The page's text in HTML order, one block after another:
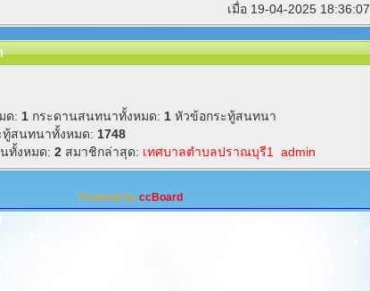
เมื่อ 19-04-2025 18:36:07
ด: 1 กระดานสนทนาทั้งหมด: 1 หัวข้อกระทู้สนทนา
ทู้สนทนาทั้งหมด: 1748
ทั้งหมด: 2 สมาชิกล่าสุด: เทศบาลตำบลปราณบุรี1 admin
Powered by ccBoard